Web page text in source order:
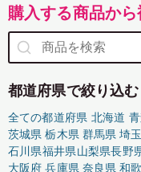
購入する商品か
都道府県で絞り込む
全ての都道府県 北海道
茨城県 栃木県 群馬県 埼
石川県福井県山梨県長野
大阪府 兵庫県 奈良県 和